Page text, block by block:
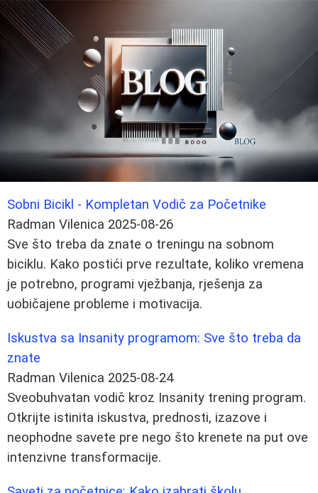
Sobni Bicikl - Kompletan Vodič za Početnike
Radman Vilenica 2025-08-26
Sve što treba da znate o treningu na sobnom
biciklu. Kako postići prve rezultate, koliko vremena
je potrebno, programi vježbanja, rješenja za
uobičajene probleme i motivacija.
Iskustva sa Insanity programom: Sve što treba da
znate
Radman Vilenica 2025-08-24
Sveobuhvatan vodič kroz Insanity trening program.
Otkrijte istinita iskustva, prednosti, izazove i
neophodne savete pre nego što krenete na put ove
intenzivne transformacije.